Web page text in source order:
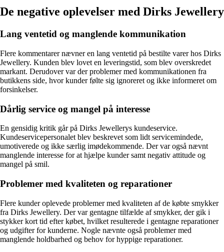
De negative oplevelser med Dirks Jewellery
Lang ventetid og manglende kommunikation
Flere kommentarer nævner en lang ventetid på bestilte varer hos Dirks
Jewellery. Kunden blev lovet en leveringstid, som blev overskredet
markant. Derudover var der problemer med kommunikationen fra
butikkens side, hvor kunder følte sig ignoreret og ikke informeret om
forsinkelser.
Dårlig service og mangel på interesse
En gensidig kritik går på Dirks Jewellerys kundeservice.
Kundeservicepersonalet blev beskrevet som lidt servicemindede,
umotiverede og ikke særlig imødekommende. Der var også nævnt
manglende interesse for at hjælpe kunder samt negativ attitude og
mangel på smil.
Problemer med kvaliteten og reparationer
Flere kunder oplevede problemer med kvaliteten af de købte smykker
fra Dirks Jewellery. Der var gentagne tilfælde af smykker, der gik i
stykker kort tid efter købet, hvilket resulterede i gentagne reparationer
og udgifter for kunderne. Nogle nævnte også problemer med
manglende holdbarhed og behov for hyppige reparationer.